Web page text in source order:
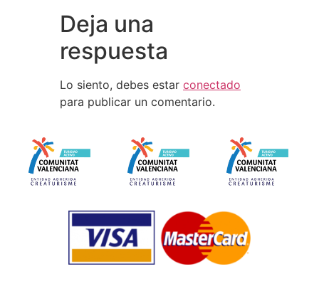
Deja una
respuesta
Lo siento, debes estar conectado
para publicar un comentario.